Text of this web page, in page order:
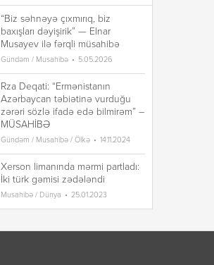
“Biz səhnəyə çıxmırıq, biz
baxışları dəyişirik” — Elnar
Musayev ilə fərqli müsahibə
Gündəm / Musahibə 5.05.2026
Rza Deqati: “Ermənistanın
Azərbaycan təbiətinə vurduğu
zərəri sözlə ifadə edə bilmirəm” –
MÜSAHİBƏ
Gündəm / Musahibə / Ölkə 14.11.2024
Xerson limanında mərmi partladı:
İki türk gəmisi zədələndi
Musahibə / Dünya 25.01.2023